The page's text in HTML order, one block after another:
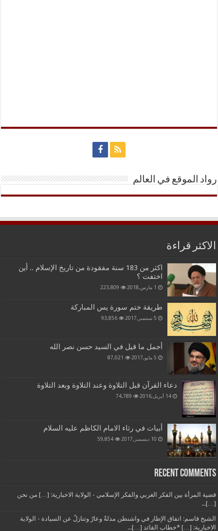
رواد الموقع في العالم
الاكثر قراءة
اكثر من 183 سنة مفقودة من تاريخ الإسلام .. أين
اختفت ؟
1 مارس,2018 223,809
طريقة ختم سورة يس المباركة
5 سبتمبر,2017 93,856
أجمل ما قيل في السيد حسن نصر الله
5 مايو,2017 87,021
دعاء القرآن قبل التلاوة وعند التلاوة وبعد التلاوة
14 أبريل,2016 74,789
أبيات في رثاء الامام الكاظم عليه السلام
10 ديسمبر,2017 59,854
Recent Comments
قضية المرأة بين الفكر الغربي والفكر الإسلامي - الولاية الاخبارية: […] من نحن
[…]...
الشيخ قاسم: اتفاق الإطار في واشنطن مذلةٌ وعارٌ وتنازلٌ عن السيادة - الولاية
الاخبارية: […] *خطاب القائد […]...